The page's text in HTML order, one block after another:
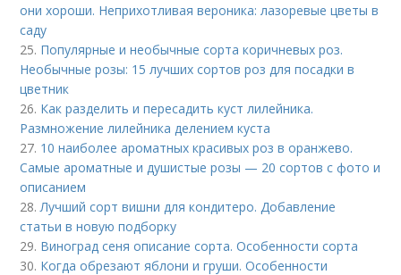
они хороши. Неприхотливая вероника: лазоревые цветы в
саду
25. Популярные и необычные сорта коричневых роз.
Необычные розы: 15 лучших сортов роз для посадки в
цветник
26. Как разделить и пересадить куст лилейника.
Размножение лилейника делением куста
27. 10 наиболее ароматных красивых роз в оранжево.
Самые ароматные и душистые розы — 20 сортов с фото и
описанием
28.Лучший сорт вишни для кондитеро. Добавление
статьи в новую подборку
29. Виноград сеня описание сорта. Особенности сорта
30. Когда обрезают яблони и груши. Особенности